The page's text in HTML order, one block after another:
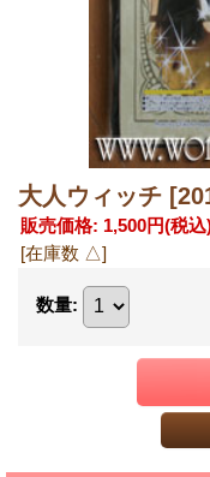
大人ウィッチ
販売価格: 1,500円(税込
[在庫数 △]
数量: